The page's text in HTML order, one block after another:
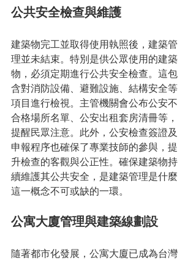
公共安全檢查與維護
建築物完工並取得使用執照後，建築管
理並未結束。特別是供公眾使用的建築
物，必須定期進行公共安全檢查。這包
含對消防設備、避難設施、結構安全等
項目進行檢視。主管機關會公布公安不
合格場所名單、公安出租套房清冊等，
提醒民眾注意。此外，公安檢查簽證及
申報程序也確保了專業技師的參與，提
升檢查的客觀與公正性。確保建築物持
續維護其公共安全，是建築管理是什麼
這一概念不可或缺的一環。
公寓大廈管理與建築線劃設
隨著都市化發展，公寓大廈已成為台灣